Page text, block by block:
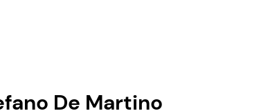
De Martino